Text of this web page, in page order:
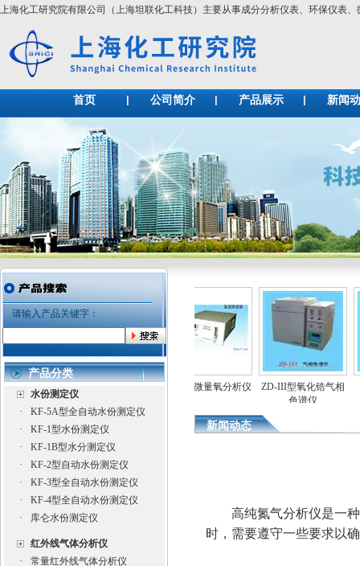
上海化工研究院有限公司（上海坦联化工科技）主要从事成分分析仪表、环保仪
首页 公司简介 产品展示 新闻
请输入产品关键字：
产品分类
水份测定仪
·
KF-5A型全自动水份测定仪
·
KF-1型水份测定仪
·
KF-1B型水分测定仪
·
KF-2型自动水份测定仪
·
KF-3型全自动水份测定仪
·
KF-4型全自动水份测定仪
·
库仑水份测定仪
红外线气体分析仪
·
常量红外线气体分析仪
份测定仪 氧化锆微量氧分析仪 氧化锆微量氧分析仪
ZD-III型氧化锆气相
色谱仪
新闻动态
高纯氮气分析仪是一种
时，需要遵守一些要求以